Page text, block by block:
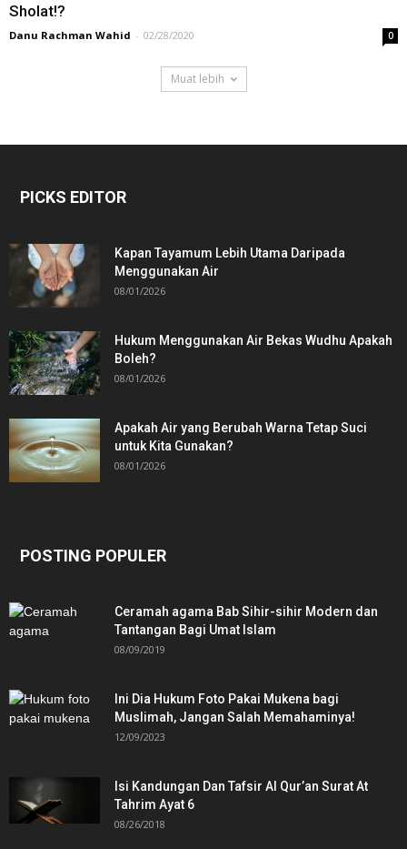
Sholat!?
Danu Rachman Wahid - 02/28/2020 0
Muat lebih
PICKS EDITOR
Kapan Tayamum Lebih Utama Daripada
Menggunakan Air
08/01/2026
Hukum Menggunakan Air Bekas Wudhu Apakah
Boleh?
08/01/2026
Apakah Air yang Berubah Warna Tetap Suci
untuk Kita Gunakan?
08/01/2026
POSTING POPULER
Ceramah agama Bab Sihir-sihir Modern dan
Tantangan Bagi Umat Islam
08/09/2019
Ini Dia Hukum Foto Pakai Mukena bagi
Muslimah, Jangan Salah Memahaminya!
12/09/2023
Isi Kandungan Dan Tafsir Al Qur’an Surat At
Tahrim Ayat 6
08/26/2018